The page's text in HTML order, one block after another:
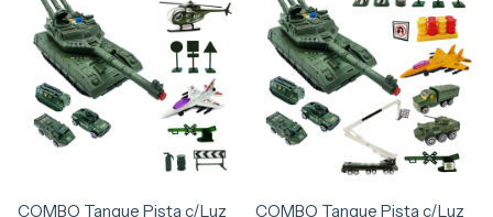
COMBO Tanque Pista c/Luz
COMBO Tanque Pista c/Luz